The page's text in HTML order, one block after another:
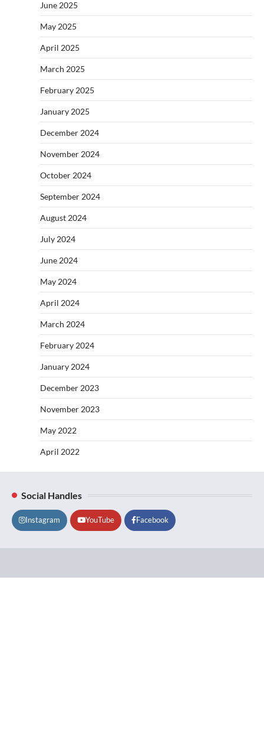
June 2025
May 2025
April 2025
March 2025
February 2025
January 2025
December 2024
November 2024
October 2024
September 2024
August 2024
July 2024
June 2024
May 2024
April 2024
March 2024
February 2024
January 2024
December 2023
November 2023
May 2022
April 2022
Social Handles
Instagram YouTube Facebook